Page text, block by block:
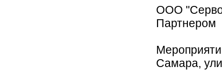
ООО
Партнером
Самара,